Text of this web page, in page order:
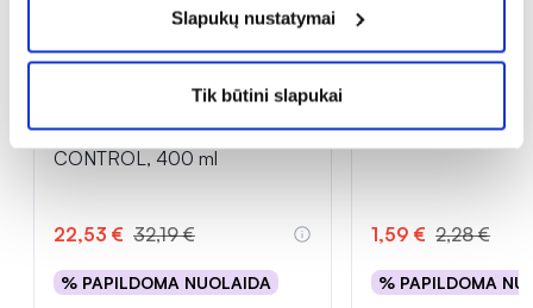
Slapukų nustatymai
Tik būtini slapukai
-30%
A-DERMA veido ir kūno
kremas-emolientas EXOMEGA
CONTROL, 400 ml
22,53 € 32,19 €
% PAPILDOMA NUOLAIDA
-30%
su braškių
1,59 € 2,28 €
% PAPILDOMA